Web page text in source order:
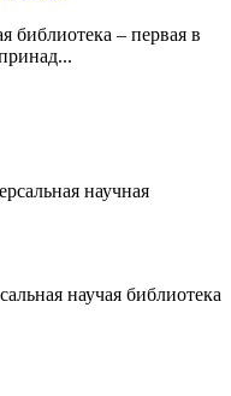
библиотека – первая в
научная
научая библиотека